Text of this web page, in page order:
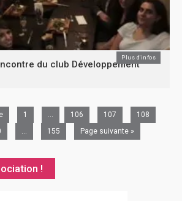
du club Développement
Plus d'infos
1 … 106 107
108
… 155 Page suivante »
!